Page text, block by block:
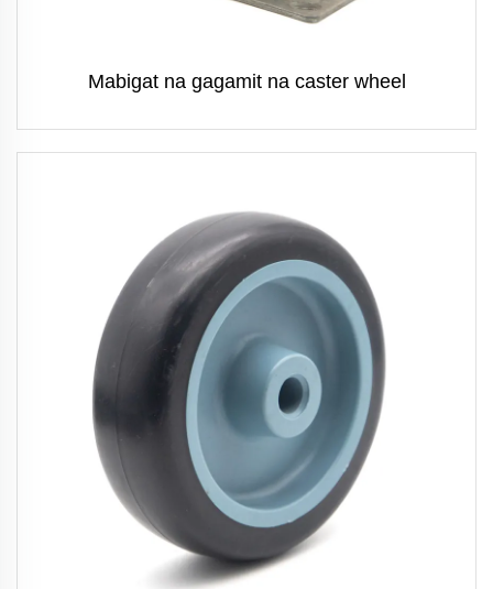
Mabigat na gagamit na caster wheel